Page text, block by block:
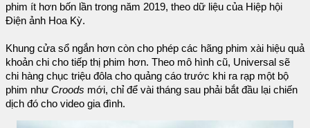
phim ít hơn bốn lần trong năm 2019, theo dữ liệu của Hiệp hội
Điện ảnh Hoa Kỳ.
Khung cửa sổ ngắn hơn còn cho phép các hãng phim xài hiệu quả
khoản chi cho tiếp thị phim hơn. Theo mô hình cũ, Universal sẽ
chi hàng chục triệu đôla cho quảng cáo trước khi ra rạp một bộ
phim như Croods mới, chỉ để vài tháng sau phải bắt đầu lại chiến
dịch đó cho video gia đình.